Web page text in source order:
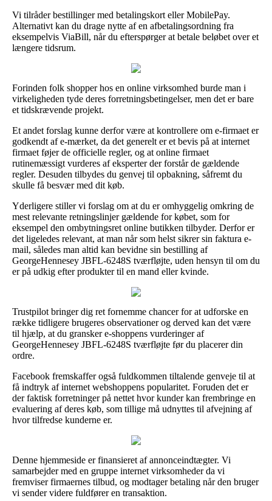
Vi tilråder bestillinger med betalingskort eller MobilePay.
Alternativt kan du drage nytte af en afbetalingsordning fra
eksempelvis ViaBill, når du efterspørger at betale beløbet over et
længere tidsrum.
Forinden folk shopper hos en online virksomhed burde man i
virkeligheden tyde deres forretningsbetingelser, men det er bare
et tidskrævende projekt.
Et andet forslag kunne derfor være at kontrollere om e-firmaet er
godkendt af e-mærket, da det generelt er et bevis på at internet
firmaet føjer de officielle regler, og at online firmaet
rutinemæssigt vurderes af eksperter der forstår de gældende
regler. Desuden tilbydes du genvej til opbakning, såfremt du
skulle få besvær med dit køb.
Yderligere stiller vi forslag om at du er omhyggelig omkring de
mest relevante retningslinjer gældende for købet, som for
eksempel den ombytningsret online butikken tilbyder. Derfor er
det ligeledes relevant, at man når som helst sikrer sin faktura e-
mail, således man altid kan bevidne sin bestilling af
GeorgeHennesey JBFL-6248S tværfløjte, uden hensyn til om du
er på udkig efter produkter til en mand eller kvinde.
Trustpilot bringer dig ret fornemme chancer for at udforske en
række tidligere brugeres observationer og derved kan det være
til hjælp, at du gransker e-shoppens vurderinger af
GeorgeHennesey JBFL-6248S tværfløjte før du placerer din
ordre.
Facebook fremskaffer også fuldkommen tiltalende genveje til at
få indtryk af internet webshoppens popularitet. Foruden det er
der faktisk forretninger på nettet hvor kunder kan frembringe en
evaluering af deres køb, som tillige må udnyttes til afvejning af
hvor tilfredse kunderne er.
Denne hjemmeside er finansieret af annonceindtægter. Vi
samarbejder med en gruppe internet virksomheder da vi
fremviser firmaernes tilbud, og modtager betaling når den bruger
vi sender videre fuldfører en transaktion.